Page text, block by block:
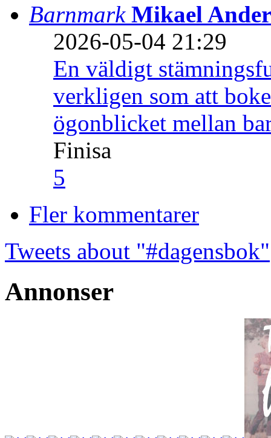
Barnmark Mikael
2026-05-04 21:29
En väldigt
verkligen som att
ögonblicket mellan
Finisa
5
Fler kommentarer
Tweets about "#dagensbok"
Annonser